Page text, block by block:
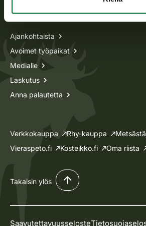
Tietoa meistä
Ajankohtaista
Avoimet työpaikat
Medialle
Laskutus
Anna palautetta
Verkkokauppa Rhy-kauppa
Vieraspeto.fi
Kosteikko.fi Oma riista
Takaisin ylös
Saavutettavuusseloste